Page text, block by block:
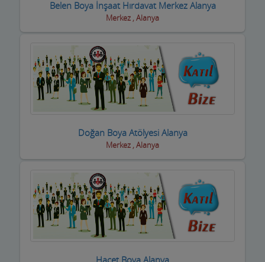
Trafik Takip Firmaları
Transfer ve ulaşım
Turizm Acenteleri-uçak bilet firmaları
Uydu Teknik Servis Firmaları
Veterinerler Hayvan Hastanesi
Yapı Denetim
Yapı Malzemeleri
Yatçılar Gezi Tekneleri
Belen Boya İnşaat Hırdavat Merkez Alanya
Merkez , Alanya
Doğan Boya Atölyesi Alanya
Merkez , Alanya